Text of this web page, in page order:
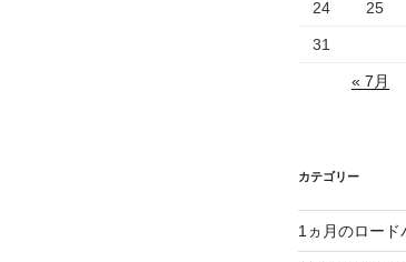
24 25
31
« 7月
カテゴリー
1ヵ月のロード